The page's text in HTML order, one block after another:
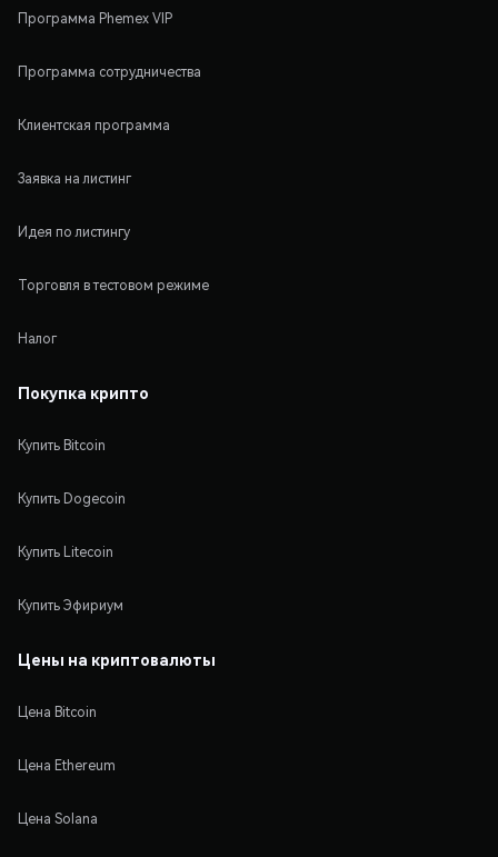
Программа Phemex VIP
Программа сотрудничества
Клиентская программа
Заявка на листинг
Идея по листингу
Торговля в тестовом режиме
Налог
Покупка крипто
Купить Bitcoin
Купить Dogecoin
Купить Litecoin
Купить Эфириум
Цены на криптовалюты
Цена Bitcoin
Цена Ethereum
Цена Solana